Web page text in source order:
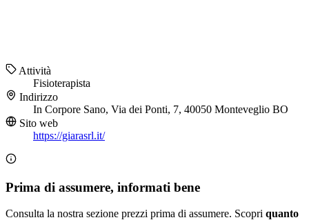
Attività
Fisioterapista
Indirizzo
In Corpore Sano, Via dei Ponti, 7, 40050 Monteveglio BO
Sito web
https://giarasrl.it/
Prima di assumere, informati bene
Consulta la nostra sezione prezzi prima di assumere. Scopri quanto